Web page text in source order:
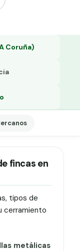
Coruña)
fincas en
tipos de
cerramiento
metálicas